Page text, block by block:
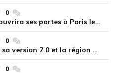
0commentaires
Le premier Genshin Café ouvrira ses portes à Paris le 14 août
0commentaires
Genshin Impact déploiera sa version 7.0 et la région de Snezhnaya le 12 août
0commentaires